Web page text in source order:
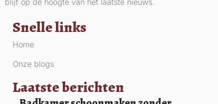
blijf op de hoogte van het laatste nieuws.
Snelle links
Home
Onze blogs
Laatste berichten